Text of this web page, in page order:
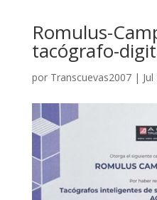
Romulus-
tacógrafo-
por Transcuevas2007|